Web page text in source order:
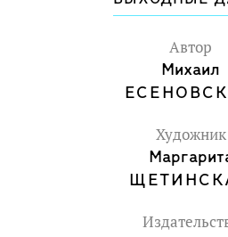
Автор
Михаил
Художник